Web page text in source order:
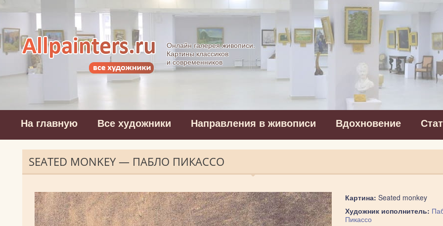
Allpainters.ru - картинная галерея
Онлайн галерея живописи.
Картины классиков
и современников
На главную Все художники Направления в живописи Вдохновение
SEATED MONKEY — ПАБЛО ПИКАССО
Картина: Seated monkey
Художник исполнитель:
Пикассо